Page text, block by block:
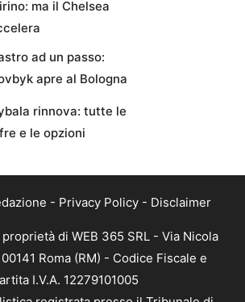
ma il Chelsea
ad un passo:
apre al Bologna
rinnova: tutte le
e le opzioni
- Privacy Policy - Disclaimer
di WEB 365 SRL - Via Nicola
Roma (RM) - Codice Fiscale e
I.V.A. 12279101005